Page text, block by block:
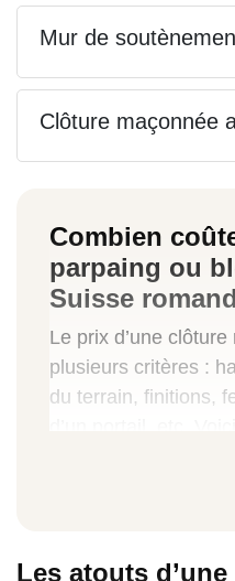
Mur de
Clôture maçonnée
Combien
parpaing ou
Suisse
Le prix d’une
plusieurs critères :
du terrain, finitions,
moyenne pour vous
Les atouts